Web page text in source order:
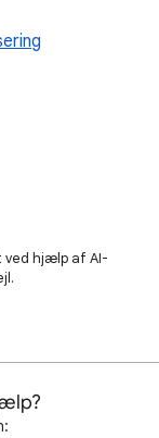
ved hjælp af AI-